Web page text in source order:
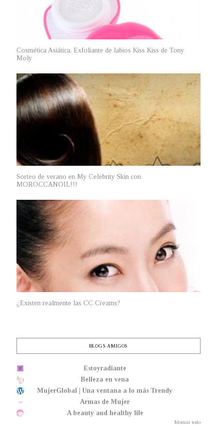
Cosmética Asiática. Exfoliante de labios Kiss Kiss de Tony
Moly
Sorteo de verano en My Celebrity Skin con
MOROCCANOIL!!!
¿Existen realmente las CC Creams?
BLOGS AMIGOS
Estoyradiante
Belleza en vena
MujerGlobal | Una ventana a lo más Trendy
Armas de Mujer
A beauty and healthy life
Mostrar todo